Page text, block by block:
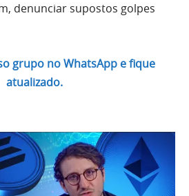
denunciar supostos golpes
grupo no WhatsApp e fique
atualizado.